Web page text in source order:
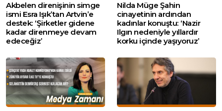
Akbelen direnişinin simge
ismi Esra Işık’tan Artvin’e
destek: ‘Şirketler gidene
kadar direnmeye devam
edeceğiz’
Nilda Müge Şahin
cinayetinin ardından
kadınlar konuştu: ‘Nazir
Ilgın nedeniyle yıllardır
korku içinde yaşıyoruz’